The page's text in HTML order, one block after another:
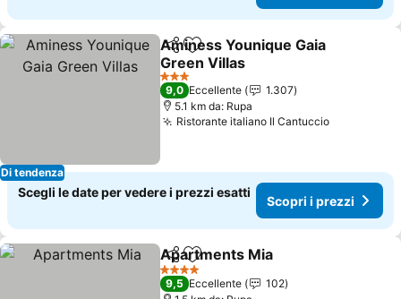
Di tendenza
CondividiAggiungi ai preferiti
Aminess Younique Gaia
Green Villas
3 Stelle
9,0 Eccellente
1.307
5.1 km da: Rupa
Ristorante italiano Il Cantuccio
Scegli le date per vedere i prezzi esatti
Scopri i prezzi
CondividiAggiungi ai preferiti
Apartments Mia
4 Stelle
9,5 Eccellente
102